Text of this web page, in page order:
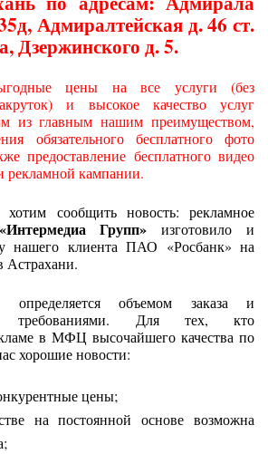
Адмиралтейская д. 46 ст.
Дзержинского д. 5.
цены на все услуги (без
и высокое качество услуг
из главным нашим преимуществом,
обязательного бесплатного фото
предоставление бесплатного видео
рекламной кампании.
хотим сообщить новость: рекламное
Групп» изготовило и
нашего клиента ПАО «Росбанк» на
определяется объемом заказа и
требованиями. Для тех, кто
в МФЦ высочайшего качества по
хорошие новости:
цены;
на постоянной основе возможна